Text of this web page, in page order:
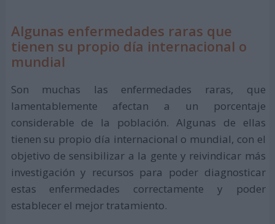
Algunas enfermedades raras que
tienen su propio día internacional o
mundial
Son muchas las enfermedades raras, que
lamentablemente afectan a un porcentaje
considerable de la población. Algunas de ellas
tienen su propio día internacional o mundial, con el
objetivo de sensibilizar a la gente y reivindicar más
investigación y recursos para poder diagnosticar
estas enfermedades correctamente y poder
establecer el mejor tratamiento.